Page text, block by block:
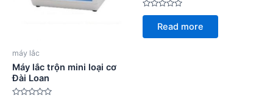
máy lắc
Máy lắc trộn mini loại cơ
Đài Loan
Rated
of
Read more